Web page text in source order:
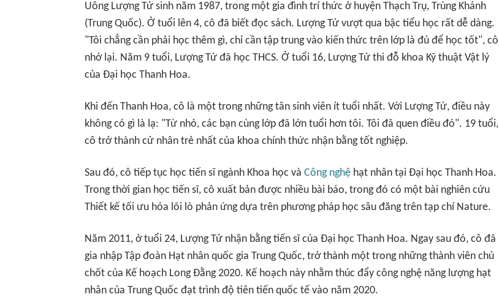
Uông Lượng Tử sinh năm 1987, trong một gia đình trí thức ở huyện Thạch Trụ, Trùng Khánh
(Trung Quốc). Ở tuổi lên 4, cô đã biết đọc sách. Lượng Tử vượt qua bậc tiểu học rất dễ dàng.
"Tôi chẳng cần phải học thêm gì, chỉ cần tập trung vào kiến thức trên lớp là đủ để học tốt", cô
nhớ lại. Năm 9 tuổi, Lượng Tử đã học THCS. Ở tuổi 16, Lượng Tử thi đỗ khoa Kỹ thuật Vật lý
của Đại học Thanh Hoa.
Khi đến Thanh Hoa, cô là một trong những tân sinh viên ít tuổi nhất. Với Lượng Tử, điều này
không có gì là lạ: "Từ nhỏ, các bạn cùng lớp đã lớn tuổi hơn tôi. Tôi đã quen điều đó". 19 tuổi,
cô trở thành cử nhân trẻ nhất của khoa chính thức nhận bằng tốt nghiệp.
Sau đó, cô tiếp tục học tiến sĩ ngành Khoa học và Công nghệ hạt nhân tại Đại học Thanh Hoa.
Trong thời gian học tiến sĩ, cô xuất bản được nhiều bài báo, trong đó có một bài nghiên cứu
Thiết kế tối ưu hóa lõi lò phản ứng dựa trên phương pháp học sâu đăng trên tạp chí Nature.
Năm 2011, ở tuổi 24, Lượng Tử nhận bằng tiến sĩ của Đại học Thanh Hoa. Ngay sau đó, cô đã
gia nhập Tập đoàn Hạt nhân quốc gia Trung Quốc, trở thành một trong những thành viên chủ
chốt của Kế hoạch Long Đằng 2020. Kế hoạch này nhằm thúc đẩy công nghệ năng lượng hạt
nhân của Trung Quốc đạt trình độ tiên tiến quốc tế vào năm 2020.